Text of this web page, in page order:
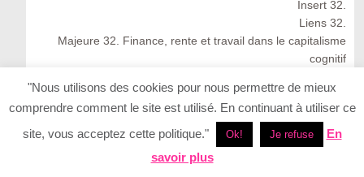
Insert 32.
Liens 32.
Majeure 32. Finance, rente et travail dans le capitalisme
cognitif
33. Multitudes 33, été 2008
33. Multitudes 33 : Summer 2008
En Tête 33
Icônes 33. Ernesto Neto
"Nous utilisons des cookies pour nous permettre de mieux
comprendre comment le site est utilisé. En continuant à utiliser ce
site, vous acceptez cette politique."
Ok! Je refuse
En
savoir plus